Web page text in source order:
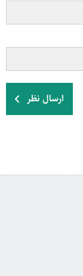
ارسال نظر